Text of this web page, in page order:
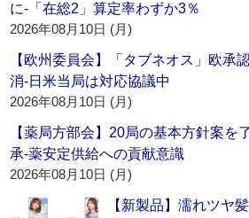
に‐「在総2」算定率わずか3％
2026年08月10日 (月)
【欧州委員会】「タブネオス」欧承
消‐日米当局は対応協議中
2026年08月10日 (月)
【薬局方部会】20局の基本方針案を
承‐薬安定供給への貢献意識
2026年08月10日 (月)
【新製品】濡れツヤ